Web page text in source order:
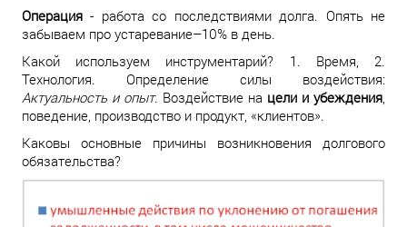
Операция - работа со последствиями долга. Опять не
забываем про устаревание–10% в день.
Какой используем инструментарий? 1. Время, 2.
Технология. Определение силы воздействия:
Актуальность и опыт. Воздействие на цели и убеждения,
поведение, производство и продукт, «клиентов».
Каковы основные причины возникновения долгового
обязательства?